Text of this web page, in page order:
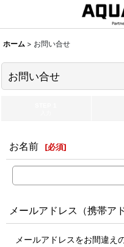
ホーム > お問い合せ
お問い合せ
お名前 [必須]
メールアドレス（携帯ア
メールアドレスをお間違え